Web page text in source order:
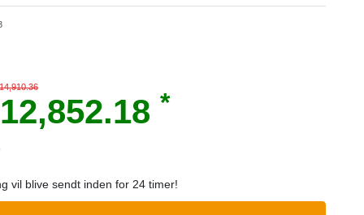
*
vil blive sendt inden for 24 timer!